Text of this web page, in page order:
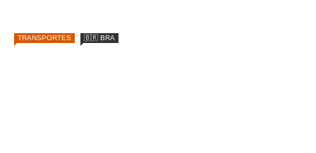
TRANSPORTES 🇧🇷 BRA